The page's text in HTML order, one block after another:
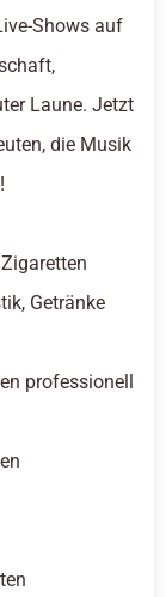
Shows auf
Laune. Jetzt
die Musik
Getränke
professionell